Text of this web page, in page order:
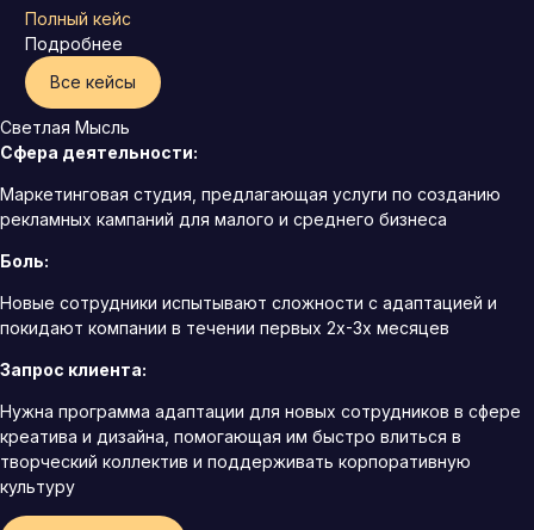
Полный кейс
Подробнее
Все кейсы
Светлая Мысль
Сфера деятельности:
Маркетинговая студия, предлагающая услуги по созданию
рекламных кампаний для малого и среднего бизнеса
Боль:
Новые сотрудники испытывают сложности с адаптацией и
покидают компании в течении первых 2х-3х месяцев
Запрос клиента:
Нужна программа адаптации для новых сотрудников в сфере
креатива и дизайна, помогающая им быстро влиться в
творческий коллектив и поддерживать корпоративную
культуру